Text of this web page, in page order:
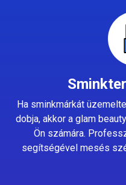
Ha sminkmárkát
dobja, akkor a glam
Ön számára.
segítségével mesés